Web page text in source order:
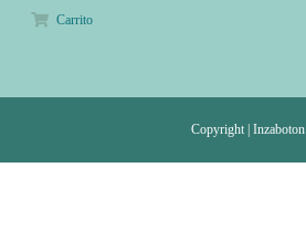
Carrito
Copyright | Inzaboton